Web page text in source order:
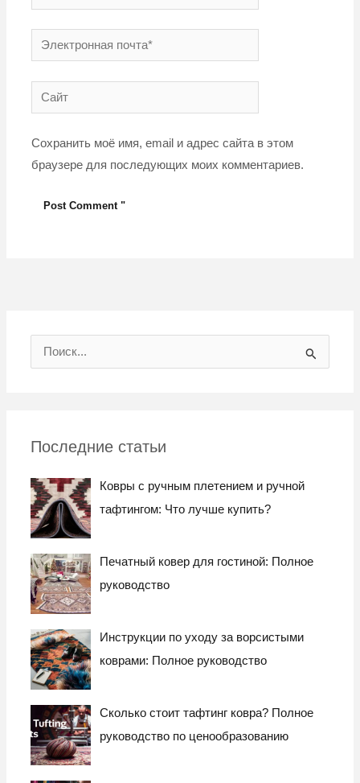
Электронная
почта*
Сайт
Сохранить моё имя, email и адрес сайта в этом
браузере для последующих моих комментариев.
Последние статьи
Ковры с ручным плетением и ручной
тафтингом: Что лучше купить?
Печатный ковер для гостиной: Полное
руководство
Инструкции по уходу за ворсистыми
коврами: Полное руководство
Сколько стоит тафтинг ковра? Полное
руководство по ценообразованию